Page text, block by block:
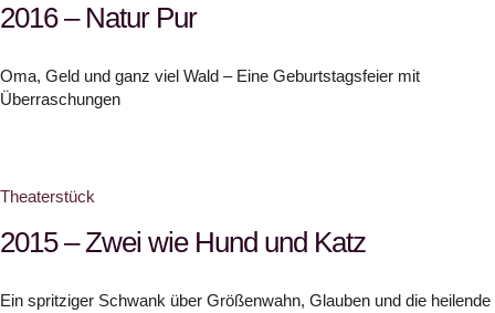
2016 – Natur Pur
Oma, Geld und ganz viel Wald – Eine Geburtstagsfeier mit
Überraschungen
Theaterstück
2015 – Zwei wie Hund und Katz
Ein spritziger Schwank über Größenwahn, Glauben und die heilende